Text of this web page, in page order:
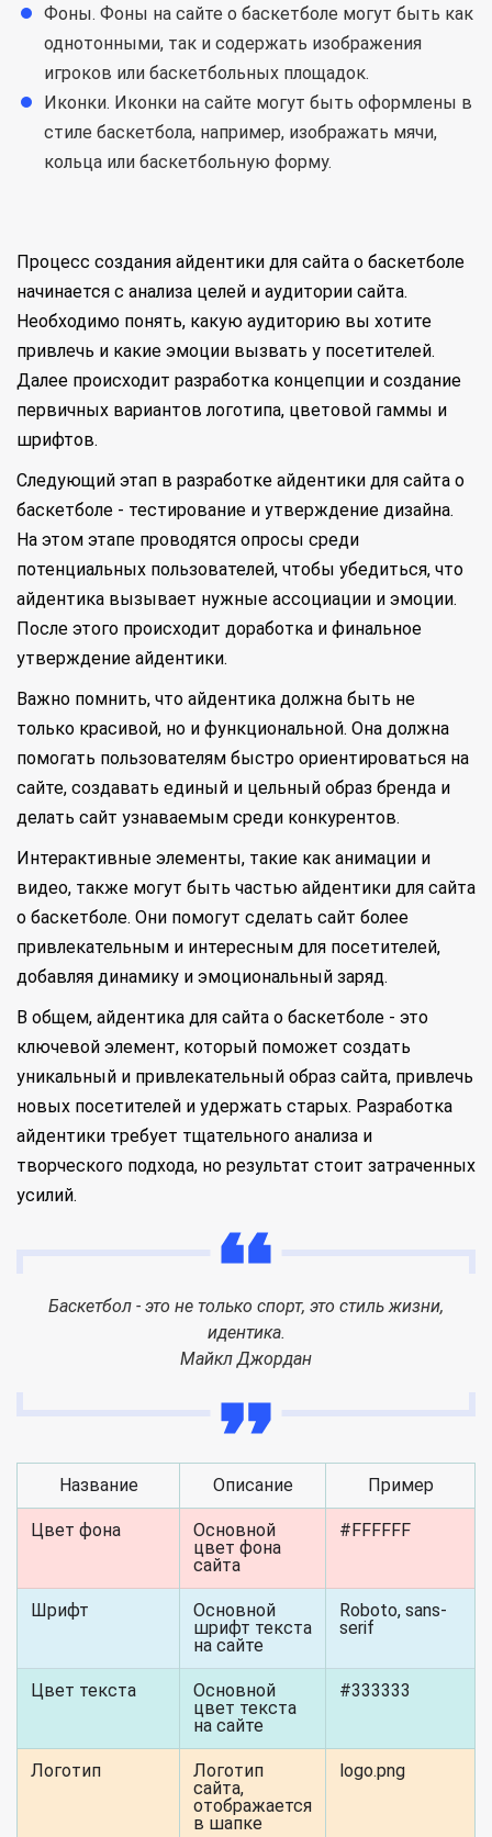
Фоны. Фоны на сайте о баскетболе могут быть как
однотонными, так и содержать изображения
игроков или баскетбольных площадок.
Иконки. Иконки на сайте могут быть оформлены в
стиле баскетбола, например, изображать мячи,
кольца или баскетбольную форму.
Процесс создания айдентики для сайта о баскетболе
начинается с анализа целей и аудитории сайта.
Необходимо понять, какую аудиторию вы хотите
привлечь и какие эмоции вызвать у посетителей.
Далее происходит разработка концепции и создание
первичных вариантов логотипа, цветовой гаммы и
шрифтов.
Следующий этап в разработке айдентики для сайта о
баскетболе - тестирование и утверждение дизайна.
На этом этапе проводятся опросы среди
потенциальных пользователей, чтобы убедиться, что
айдентика вызывает нужные ассоциации и эмоции.
После этого происходит доработка и финальное
утверждение айдентики.
Важно помнить, что айдентика должна быть не
только красивой, но и функциональной. Она должна
помогать пользователям быстро ориентироваться на
сайте, создавать единый и цельный образ бренда и
делать сайт узнаваемым среди конкурентов.
Интерактивные элементы, такие как анимации и
видео, также могут быть частью айдентики для сайта
о баскетболе. Они помогут сделать сайт более
привлекательным и интересным для посетителей,
добавляя динамику и эмоциональный заряд.
В общем, айдентика для сайта о баскетболе - это
ключевой элемент, который поможет создать
уникальный и привлекательный образ сайта, привлечь
новых посетителей и удержать старых. Разработка
айдентики требует тщательного анализа и
творческого подхода, но результат стоит затраченных
усилий.
Баскетбол - это не только спорт, это стиль жизни,
идентика.
Майкл Джордан
Название Описание Пример
Цвет фона
Основной
цвет фона
сайта
#FFFFFF
Шрифт
Основной
шрифт текста
на сайте
Roboto, sans-
serif
Цвет текста
Основной
цвет текста
на сайте
#333333
Логотип
Логотип
сайта,
отображается
в шапке
logo.png